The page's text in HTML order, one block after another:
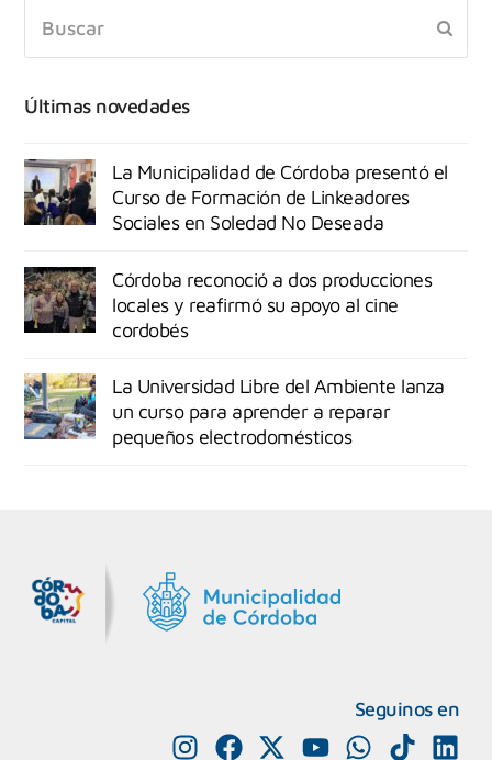
Últimas novedades
La Municipalidad de Córdoba presentó el
Curso de Formación de Linkeadores
Sociales en Soledad No Deseada
Córdoba reconoció a dos producciones
locales y reafirmó su apoyo al cine
cordobés
La Universidad Libre del Ambiente lanza
un curso para aprender a reparar
pequeños electrodomésticos
Seguinos en